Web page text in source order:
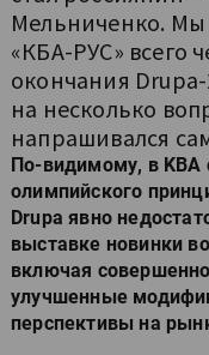
Мельниченко. Мы
«КБА-РУС» всего
окончания
на несколько
напрашивался
По-видимому, в KBA
олимпийского
Drupa явно
выставке новинки
включая
улучшенные
перспективы на